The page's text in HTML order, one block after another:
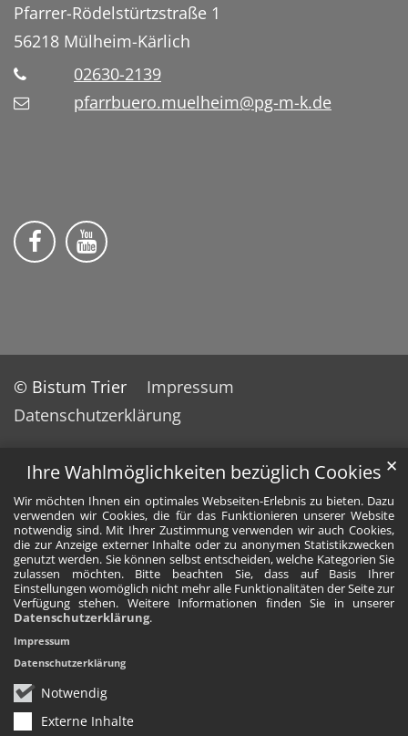
Ihre Wahlmöglichkeiten bezüglich Cookies
Wir möchten Ihnen ein optimales Webseiten-Erlebnis zu bieten. Dazu
verwenden wir Cookies, die für das Funktionieren unserer Website
notwendig sind. Mit Ihrer Zustimmung verwenden wir auch Cookies,
die zur Anzeige externer Inhalte oder zu anonymen Statistikzwecken
genutzt werden. Sie können selbst entscheiden, welche Kategorien Sie
zulassen möchten. Bitte beachten Sie, dass auf Basis Ihrer
Einstellungen womöglich nicht mehr alle Funktionalitäten der Seite zur
Verfügung stehen. Weitere Informationen finden Sie in unserer
Datenschutzerklärung.
Notwendig
Externe Inhalte
✕
Impressum
Datenschutzerklärung
Pfarrer-Rödelstürtzstraße 1
56218 Mülheim-Kärlich
02630-2139
pfarrbuero.muelheim@pg-m-k.de
Wir auf Facebook
Wir auf YouTube
© Bistum Trier
Impressum
Datenschutzerklärung